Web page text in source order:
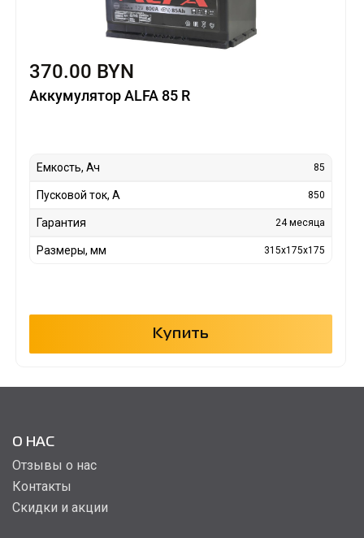
370.00 BYN
Аккумулятор ALFA 85 R
Емкость, Ач 85
Пусковой ток, А 850
Гарантия 24 месяца
Размеры, мм 315x175x175
Купить
О НАС
Отзывы о нас
Контакты
Скидки и акции